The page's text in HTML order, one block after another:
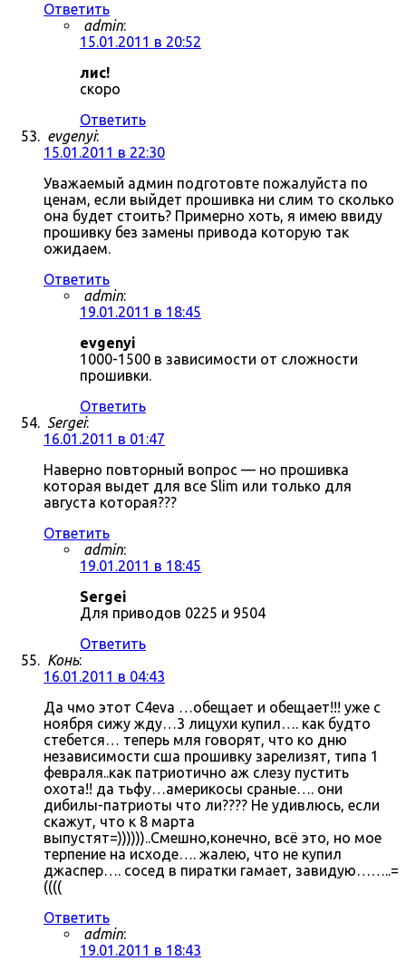
Ответить
admin:
15.01.2011 в 20:52
лис!
скоро
Ответить
evgenyi:
15.01.2011 в 22:30
Уважаемый админ подготовте пожалуйста по
ценам, если выйдет прошивка ни слим то сколько
она будет стоить? Примерно хоть, я имею ввиду
прошивку без замены привода которую так
ожидаем.
Ответить
admin:
19.01.2011 в 18:45
evgenyi
1000-1500 в зависимости от сложности
прошивки.
Ответить
Sergei:
16.01.2011 в 01:47
Наверно повторный вопрос — но прошивка
которая выдет для все Slim или только для
августа которая???
Ответить
admin:
19.01.2011 в 18:45
Sergei
Для приводов 0225 и 9504
Ответить
Конь:
16.01.2011 в 04:43
Да чмо этот C4eva …обещает и обещает!!! уже с
ноября сижу жду…3 лицухи купил…. как будто
стебется… теперь мля говорят, что ко дню
независимости сша прошивку зарелизят, типа 1
февраля..как патриотично аж слезу пустить
охота!! да тьфу…америкосы сраные…. они
дибилы-патриоты что ли???? Не удивлюсь, если
скажут, что к 8 марта
выпустят=))))))..Смешно,конечно, всё это, но мое
терпение на исходе…. жалею, что не купил
джаспер…. сосед в пиратки гамает, завидую……..=
((((
Ответить
admin:
19.01.2011 в 18:43